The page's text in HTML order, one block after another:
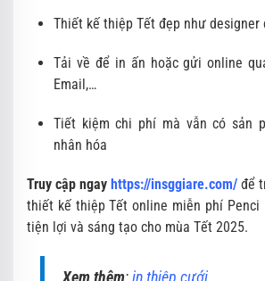
Thiết kế thiệp Tết đẹp như designer
Tải về để in ấn hoặc gửi online
Email,…
Tiết kiệm chi phí mà vẫn có sản
nhân hóa
Truy cập ngay https://insggiare.com/ để
thiết kế thiệp Tết online miễn phí Penci
tiện lợi và sáng tạo cho mùa Tết 2025.
Xem thêm:in thiệp cưới